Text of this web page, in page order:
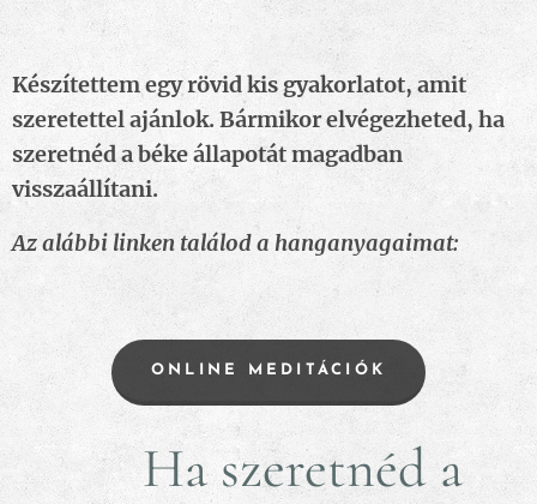
Készítettem egy rövid kis gyakorlatot, amit
szeretettel ajánlok. Bármikor elvégezheted, ha
szeretnéd a béke állapotát magadban
visszaállítani.
Az alábbi linken találod a hanganyagaimat:
ONLINE MEDITÁCIÓK
🤩Ha szeretnéd a